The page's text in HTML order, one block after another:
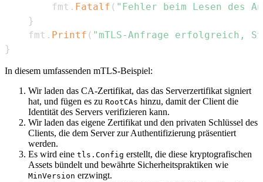
		fmt
. Fatalf ( "Fehler beim Lesen des
}
	fmt
. Printf ( "mTLS-Anfrage erfolgreich,
}
In diesem umfassenden mTLS-Beispiel:
Wir laden das CA-Zertifikat, das das Serverzertifikat signiert
hat, und fügen es zu RootCAs hinzu, damit der Client die
Identität des Servers verifizieren kann.
Wir laden das eigene Zertifikat und den privaten Schlüssel des
Clients, die dem Server zur Authentifizierung präsentiert
werden.
Es wird eine tls.Config erstellt, die diese kryptografischen
Assets bündelt und bewährte Sicherheitspraktiken wie
MinVersion erzwingt.